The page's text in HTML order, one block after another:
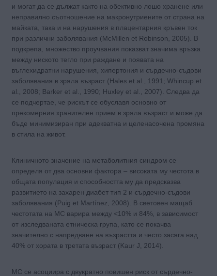
и могат да се дължат както на обективно лошо хранене или
неправилно съотношение на макронутриените от страна на
майката, така и на нарушения в плацентарния кръвен ток
при различни заболявания (McMillen et Robinson, 2005). В
подкрепа, множество проучвания показват значима връзка
между ниското тегло при раждане и появата на
въглехидратни нарушения, хипертония и сърдечно-съдови
заболявания в зряла възраст (Hales et al., 1991; Whincup et
al., 2008; Barker et al., 1990; Huxley et al., 2007). Следва да
се подчертае, че рискът се обуславя основно от
прекомерния хранителен прием в зряла възраст и може да
бъде минимизиран при адекватна и целенасочена промяна
в стила на живот.
Клиничното значение на метаболитния синдром се
определя от два основни фактора – високата му честота в
общата популация и способността му да предсказва
развитието на захарен диабет тип 2 и сърдечно-съдови
заболявания (Puig et Martínez, 2008). В световен мащаб
честотата на МС варира между <10% и 84%, в зависимост
от изследваната етническа група, като се покачва
значително с напредване на възрастта и често засяга над
40% от хората в третата възраст (Kaur J, 2014).
MС се асоциира с двукратно повишен риск от сърдечно-